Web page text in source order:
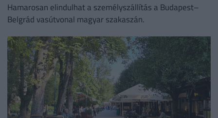
Hamarosan elindulhat a személyszállítás a Budapest–
Belgrád vasútvonal magyar szakaszán.